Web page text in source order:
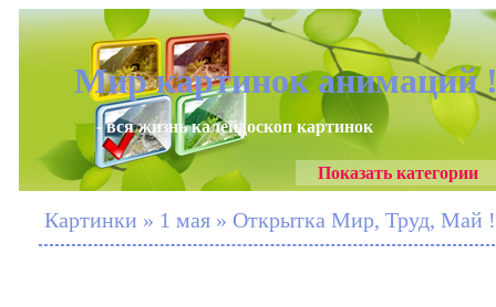
Мир картинок анимаций
- вся жизнь калейдоскоп картинок
Показать категории
Картинки » 1 мая » Открытка Мир, Труд, Май !